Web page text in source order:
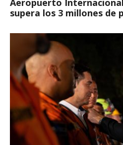
Aeropuerto
supera los 3 millones de